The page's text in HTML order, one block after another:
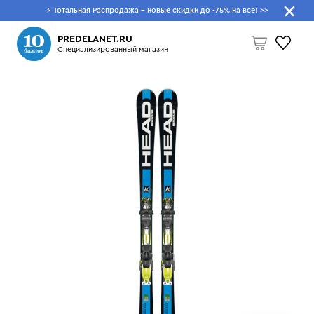
⚡ Тотальная Распродажа - новые скидки до -75% на все! >>
PREDELANET.RU
Специализированный магазин
Что будем искать?